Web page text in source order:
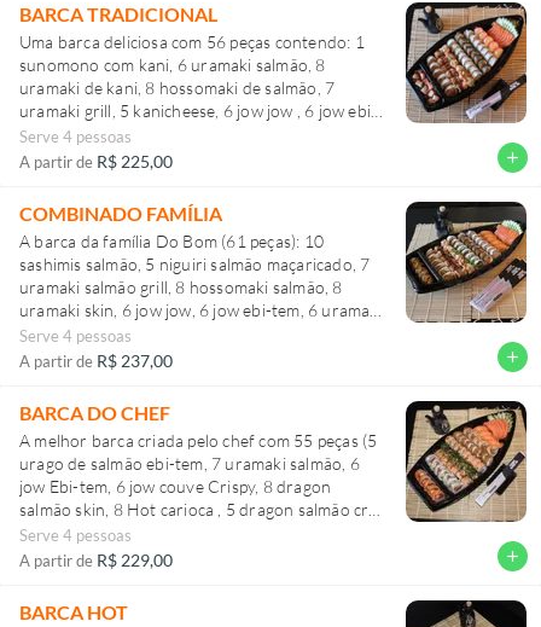
BARCA TRADICIONAL
Uma barca deliciosa com 56 peças contendo: 1
sunomono com kani, 6 uramaki salmão, 8
uramaki de kani, 8 hossomaki de salmão, 7
uramaki grill, 5 kanicheese, 6 jow jow , 6 jow ebi-
ten e 10 sashimi de salmão.
Serve 4 pessoas
A partir de R$ 225,00 add
COMBINADO FAMÍLIA
A barca da família Do Bom (61 peças): 10
sashimis salmão, 5 niguiri salmão maçaricado, 7
uramaki salmão grill, 8 hossomaki salmão, 8
uramaki skin, 6 jow jow, 6 jow ebi-tem, 6 uramaki
salmão, 5 hot carioca. .
Serve 4 pessoas
A partir de R$ 237,00 add
BARCA DO CHEF
A melhor barca criada pelo chef com 55 peças (5
urago de salmão ebi-tem, 7 uramaki salmão, 6
jow Ebi-tem, 6 jow couve Crispy, 8 dragon
salmão skin, 8 Hot carioca , 5 dragon salmão cru ,
Serve 4 pessoas
A partir de R$ 229,00 add
BARCA HOT